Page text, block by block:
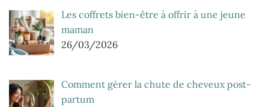
Les coffrets bien-être à offrir à une jeune
maman
26/03/2026
Comment gérer la chute de cheveux post-
partum